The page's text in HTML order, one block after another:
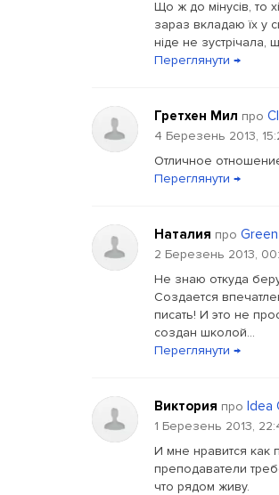
Що ж до мінусів, то
зараз вкладаю їх у
ніде не зустрічала,
Переглянути →
Гретхен Мил про
4 Березень 2013,
Отличное
Переглянути →
Наталия про
2 Березень 2013,
Не знаю откуда
Создается
писать! И это не
создан школой...
Переглянути →
Виктория про Idea
1 Березень 2013,
И мне нравится как
преподаватели
что рядом живу.